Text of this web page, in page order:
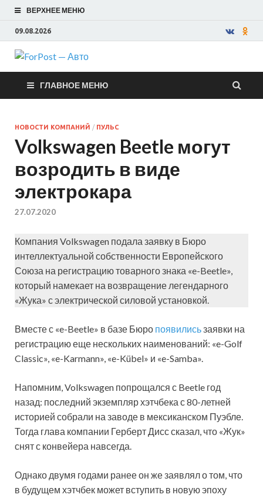
ВЕРХНЕЕ МЕНЮ
09.08.2026
ForPost —
Авто
ГЛАВНОЕ МЕНЮ
НОВОСТИ КОМПАНИЙ / ПУЛЬС
Volkswagen Beetle могут
возродить в виде
электрокара
27.07.2020
Компания Volkswagen подала заявку в Бюро
интеллектуальной собственности Европейского
Союза на регистрацию товарного знака «e-Beetle»,
который намекает на возвращение легендарного
«Жука» с электрической силовой установкой.
Вместе с «e-Beetle» в базе Бюро появилисьзаявки на
регистрацию еще нескольких наименований: «e-Golf
Classic», «e-Karmann», «e-Kübel» и «e-Samba».
Напомним, Volkswagen попрощался с Beetle год
назад: последний экземпляр хэтчбека с 80-летней
историей собрали на заводе в мексиканском Пуэбле.
Тогда глава компании Герберт Дисс сказал, что «Жук»
снят с конвейера навсегда.
Однако двумя годами ранее он же заявлял о том, что
в будущем хэтчбек может вступить в новую эпоху